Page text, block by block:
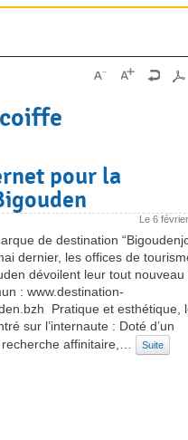
pour la
Le 6
de destination
dernier, les offices de
dévoilent leur tout nouveau
: www.destination-
Pratique et esthétique,
sur l’internaute : Doté d’un
affinitaire,…
Suite